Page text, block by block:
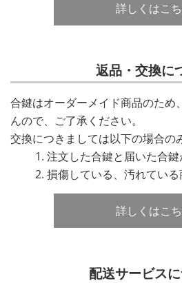
詳しくはこ
返品・交換に
合鍵はオーダーメイド商品のため
んので、ご了承ください。
交換につきましては以下の場合の
注文した合鍵と届いた合
損傷している、汚れている
詳しくはこ
配送サービス